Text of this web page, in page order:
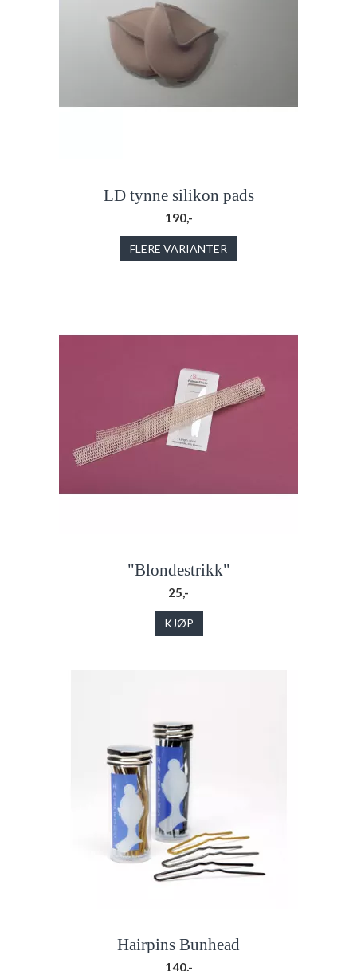
LD tynne silikon pads
190,-
FLERE VARIANTER
"Blondestrikk"
25,-
KJØP
Hairpins Bunhead
140,-